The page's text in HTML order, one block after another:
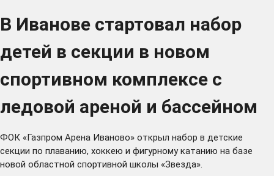
В Иванове стартовал набор
детей в секции в новом
спортивном комплексе с
ледовой ареной и бассейном
ФОК «Газпром Арена Иваново» открыл набор в детские
секции по плаванию, хоккею и фигурному катанию на базе
новой областной спортивной школы «Звезда».